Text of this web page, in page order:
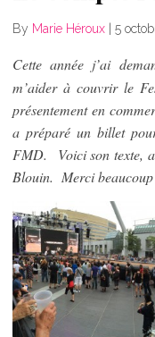
By Marie Héroux | 5
Cette année j’ai
m’aider à couvrir le
présentement en
a préparé un billet
FMD. Voici son texte,
Blouin. Merci